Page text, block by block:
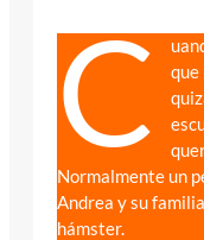
C
que
Normalmente un
Andrea y su
hámster.